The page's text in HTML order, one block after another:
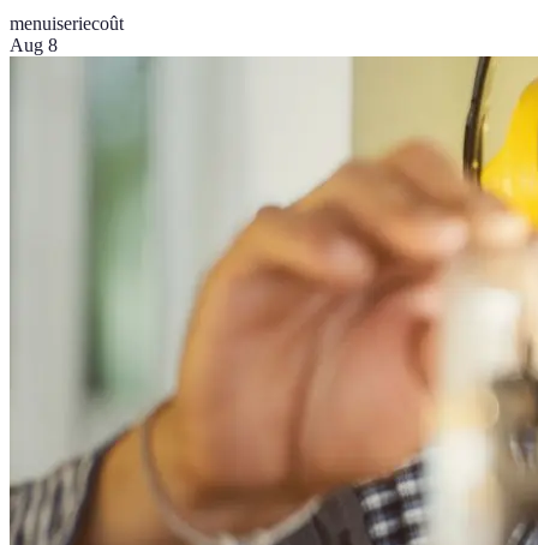
menuiseriecoût
Aug 8